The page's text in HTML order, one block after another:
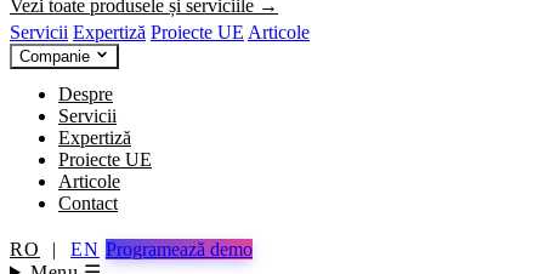
Vezi toate produsele și serviciile →
Servicii Expertiză Proiecte UE Articole
Companie
Despre
Servicii
Expertiză
Proiecte UE
Articole
Contact
RO | EN Programează demo